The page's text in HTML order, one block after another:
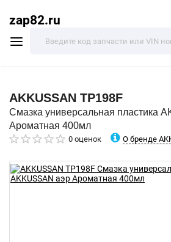
zap82.ru
AKKUSSAN TP198F
Смазка универсальная пластика
Ароматная 400мл
0 оценок О бренде